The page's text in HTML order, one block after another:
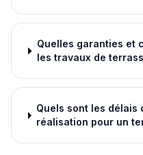
Quelles garanties et
les travaux de
Quels sont les délais
réalisation pour un